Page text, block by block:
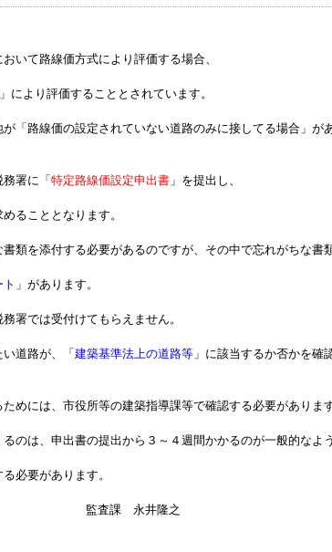
(浜松市中央区
電話:０５３－４７５－２
いて路線価方式により評価する場合、
により評価することとされています。
「路線価の設定されていない道路のみに接してる場合」が
署に「 特定路線価設定申出書 」を提出し、
ることとなります。
類を添付する必要があるのですが、その中で忘れがちな書
」があります。
署では受付けてもらえません。
道路が、「 建築基準法上の道路等 」に該当するか否かを確
めには、市役所等の建築指導課等で確認する必要があります
のは、申出書の提出から３～４週間かかるのが一般的なよ
必要があります。
監査課 永井隆之